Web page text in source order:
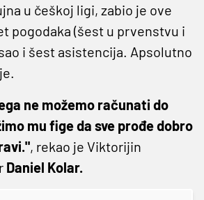
u češkoj ligi, zabio je ove
pogodaka (šest u prvenstvu i
i šest asistencija. Apsolutno
ne možemo računati do
mu fige da sve prođe dobro
, rekao je Viktorijin
Daniel Kolar.